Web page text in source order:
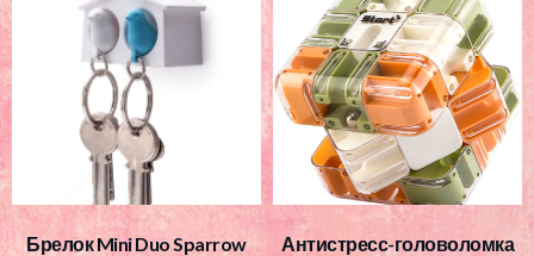
Брелок Mini Duo Sparrow
Антистресс-головоломка